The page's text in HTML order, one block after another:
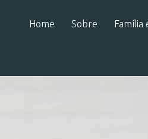
Home Sobre Família